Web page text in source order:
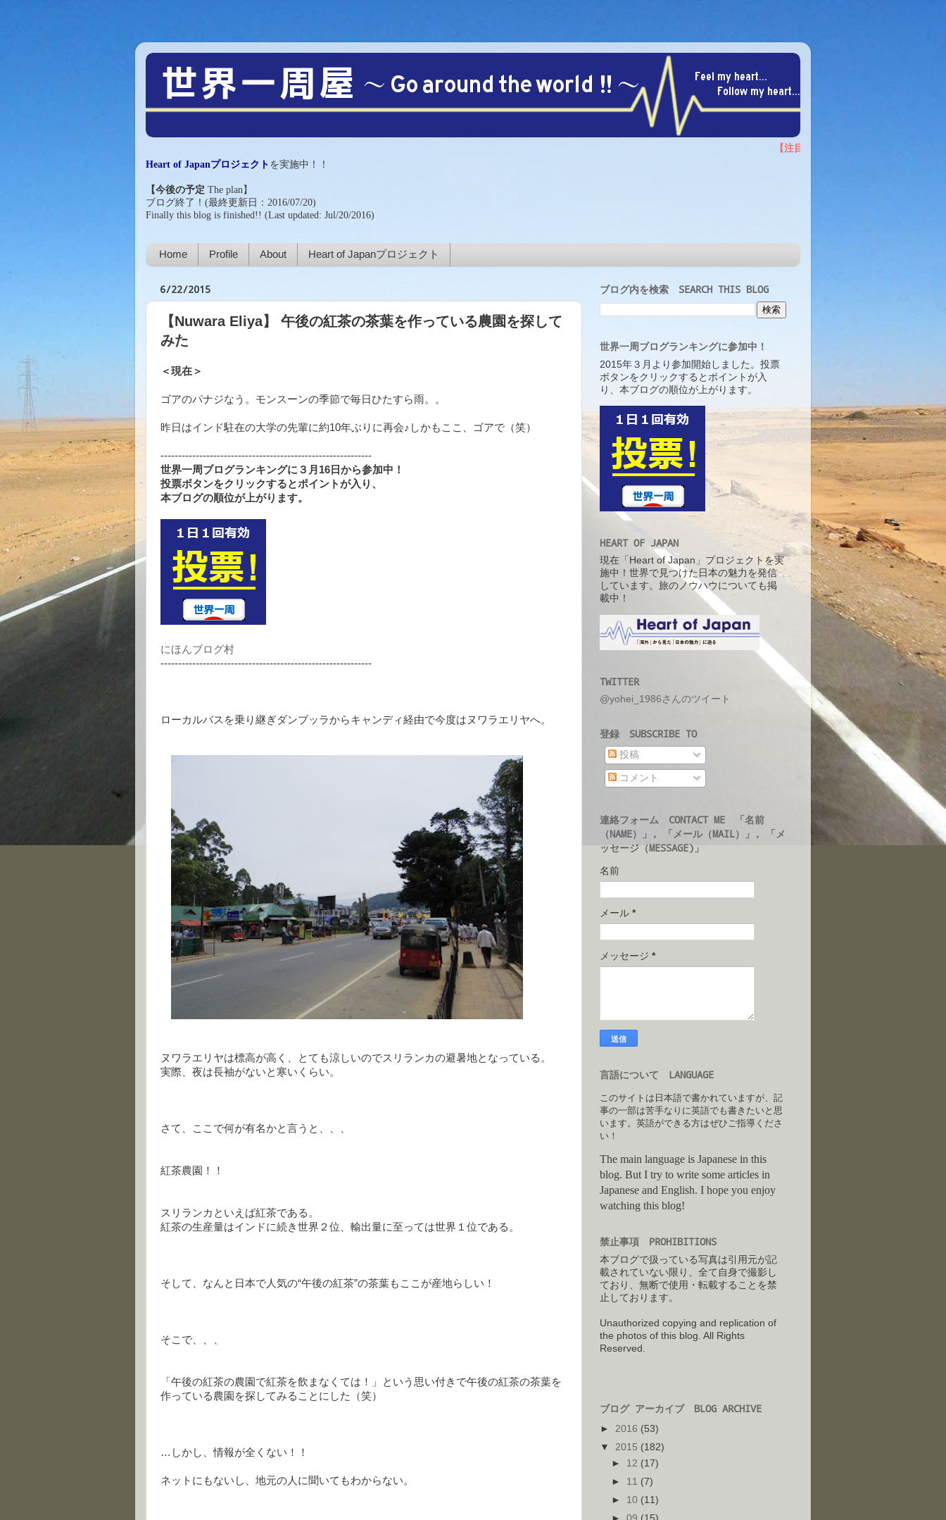
Heart of Japanプロジェクト を実施中！！
【今後の予定 The plan 】
ブログ終了！(最終更新日：2016/07/20)
Finally this blog is finished!! (Last updated: Jul/20/2016)
Home Profile About Heart of Japanプロジェクト
6/22/2015
【Nuwara Eliya】 午後の紅茶の茶葉を作っている農園を探して
みた
＜現在＞
ゴアのパナジなう。モンスーンの季節で毎日ひたすら雨。。
昨日はインド駐在の大学の先輩に約10年ぶりに再会♪しかもここ、ゴアで（笑）
------------------------------------------------------------
世界一周ブログランキングに３月16日から参加中！
投票ボタンをクリックするとポイントが入り、
本ブログの順位が上がります。
にほんブログ村
------------------------------------------------------------
ローカルバスを乗り継ぎダンブッラからキャンディ経由で今度はヌワラエリヤへ。
ヌワラエリヤは標高が高く、とても涼しいのでスリランカの避暑地となっている。
実際、夜は長袖がないと寒いくらい。
さて、ここで何が有名かと言うと、、、
紅茶農園！！
スリランカといえば紅茶である。
紅茶の生産量はインドに続き世界２位、輸出量に至っては世界１位である。
そして、なんと日本で人気の“午後の紅茶”の茶葉もここが産地らしい！
そこで、、、
「午後の紅茶の農園で紅茶を飲まなくては！」という思い付きで午後の紅茶の茶葉を
作っている農園を探してみることにした（笑）
…しかし、情報が全くない！！
ネットにもないし、地元の人に聞いてもわからない。
ブログ内を検索 SEARCH THIS BLOG
世界一周ブログランキングに参加中！
2015年３月より参加開始しました。投票
ボタンをクリックするとポイントが入
り、本ブログの順位が上がります。
HEART OF JAPAN
現在「Heart of Japan」プロジェクトを実
施中！世界で見つけた日本の魅力を発信
しています。旅のノウハウについても掲
載中！
TWITTER
@yohei_1986さんのツイート
登録 SUBSCRIBE TO
投稿
コメント
連絡フォーム CONTACT ME 「名前
（NAME）」, 「メール（MAIL）」, 「メ
ッセージ（MESSAGE)」
名前
メール *
メッセージ *
言語について LANGUAGE
このサイトは日本語で書かれていますが、記
事の一部は苦手なりに英語でも書きたいと思
います。英語ができる方はぜひご指導くださ
い！
The main language is Japanese in this
blog. But I try to write some articles in
Japanese and English. I hope you enjoy
watching this blog!
禁止事項 PROHIBITIONS
本ブログで扱っている写真は引用元が記
載されていない限り、全て自身で撮影し
ており、 無断で使用・転載することを禁
止しております。
Unauthorized copying and replication of
the photos of this blog. All Rights
Reserved.
ブログ アーカイブ BLOG ARCHIVE
► 2016 (53)
▼ 2015 (182)
► 12 (17)
► 11 (7)
► 10 (11)